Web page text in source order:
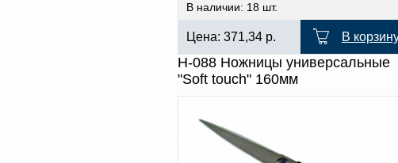
В наличии: 18 шт.
Цена: 371,34 р. В
Н-088 Ножницы универсальные
"Soft touch" 160мм